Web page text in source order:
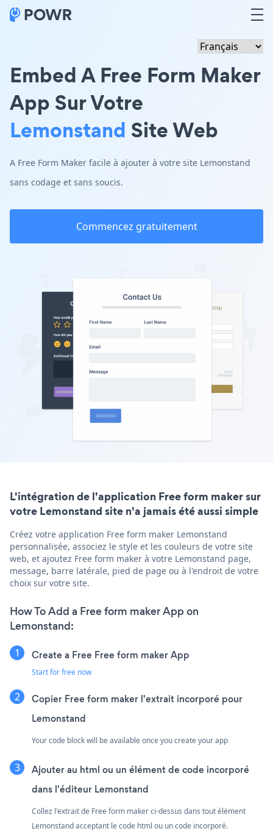
Embed A Free Form Maker
App Sur Votre
Lemonstand Site Web
A Free Form Maker facile à ajouter à votre site Lemonstand
sans codage et sans soucis.
Commencez gratuitement
L'intégration de l'application Free form maker sur
votre Lemonstand site n'a jamais été aussi simple
Créez votre application Free form maker Lemonstand
personnalisée, associez le style et les couleurs de votre site
web, et ajoutez Free form maker à votre Lemonstand page,
message, barre latérale, pied de page ou à l'endroit de votre
choix sur votre site.
How To Add a Free form maker App on
Lemonstand:
Create a Free Free form maker App
Start for free now
Copier Free form maker l'extrait incorporé pour
Lemonstand
Your code block will be available once you create your app
Ajouter au html ou un élément de code incorporé
dans l'éditeur Lemonstand
Collez l'extrait de Free form maker ci-dessus dans tout élément
Lemonstand acceptant le code html ou un code incorporé.